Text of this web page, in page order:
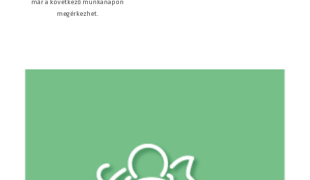
már a következő munkanapon
megérkezhet.